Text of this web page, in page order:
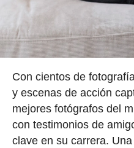
Con cientos de
y escenas de acción
mejores fotógrafos del
con testimonios de
clave en su carrera.